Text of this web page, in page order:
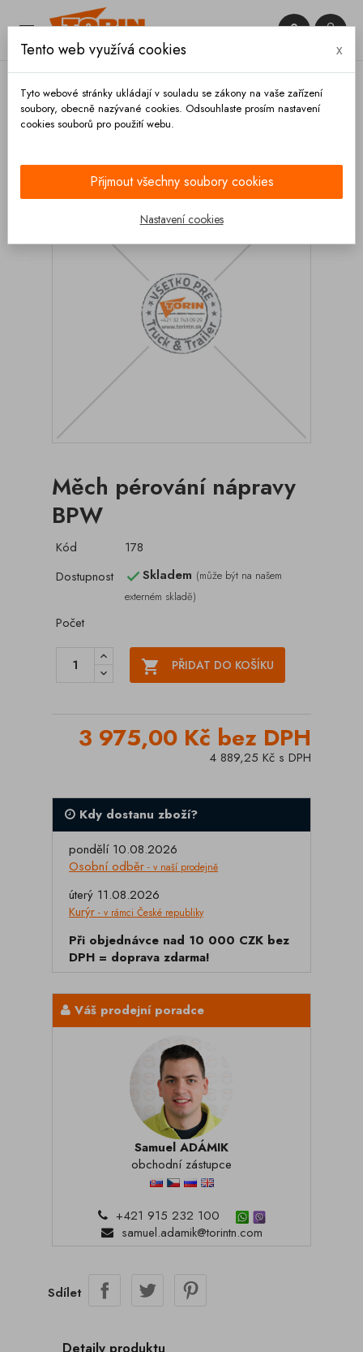
 

Měch pérování nápravy
BPW
Kód
178
Dostupnost
Skladem (může být na našem
externém skladě)
Počet
 PŘIDAT DO KOŠÍKU
3 975,00 Kč bez DPH
4 889,25 Kč s DPH
Kdy dostanu zboží?
pondělí 10.08.2026
Osobní odběr - v naší prodejně
úterý 11.08.2026
Kurýr - v rámci České republiky
Při objednávce nad 10 000 CZK bez
DPH = doprava zdarma!
Váš prodejní poradce
Samuel ADÁMIK
obchodní zástupce
+421 915 232 100
samuel.adamik@torintn.com
Sdílet
Tento web využívá cookies x
Tyto webové stránky ukládají v souladu se zákony na vaše zařízení
soubory, obecně nazývané cookies. Odsouhlaste prosím nastavení
cookies souborů pro použití webu.
Přijmout všechny soubory cookies
Nastavení cookies